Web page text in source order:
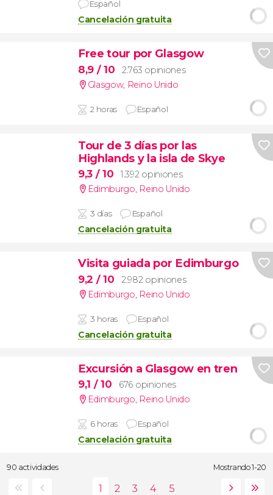
Español
Cancelación gratuita
Free tour por Glasgow
8,9 / 10
2.763 opiniones
Glasgow, Reino Unido
2 horas Español
Tour de 3 días por las
Highlands y la isla de Skye
9,3 / 10
1.392 opiniones
Edimburgo, Reino Unido
3 días Español
Cancelación gratuita
Visita guiada por Edimburgo
9,2 / 10
2.982 opiniones
Edimburgo, Reino Unido
3 horas Español
Cancelación gratuita
Excursión a Glasgow en tren
9,1 / 10
676 opiniones
Edimburgo, Reino Unido
6 horas Español
Cancelación gratuita
90 actividades Mostrando 1-20